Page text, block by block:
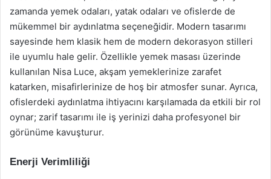
zamanda yemek odaları, yatak odaları ve ofislerde de
mükemmel bir aydınlatma seçeneğidir. Modern tasarımı
sayesinde hem klasik hem de modern dekorasyon stilleri
ile uyumlu hale gelir. Özellikle yemek masası üzerinde
kullanılan Nisa Luce, akşam yemeklerinize zarafet
katarken, misafirlerinize de hoş bir atmosfer sunar. Ayrıca,
ofislerdeki aydınlatma ihtiyacını karşılamada da etkili bir rol
oynar; zarif tasarımı ile iş yerinizi daha profesyonel bir
görünüme kavuşturur.
Enerji Verimliliği